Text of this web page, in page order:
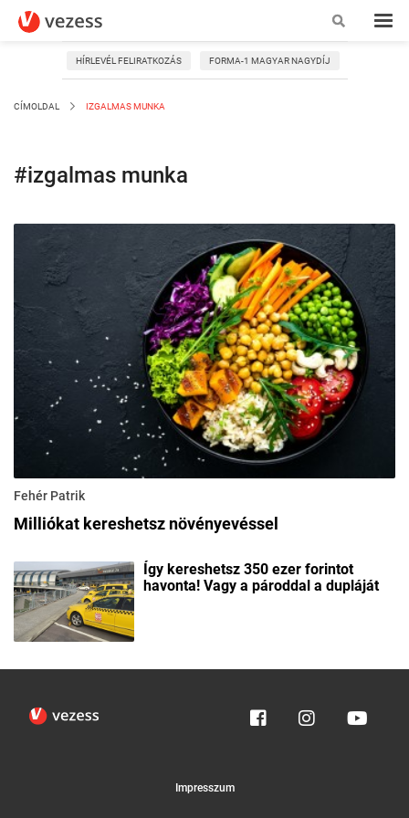
HÍRLEVÉL FELIRATKOZÁS FORMA-1 MAGYAR NAGYDÍJ
CÍMOLDAL IZGALMAS MUNKA
#izgalmas munka
Fehér Patrik
Milliókat kereshetsz növényevéssel
Így kereshetsz 350 ezer forintot
havonta! Vagy a pároddal a dupláját
Impresszum